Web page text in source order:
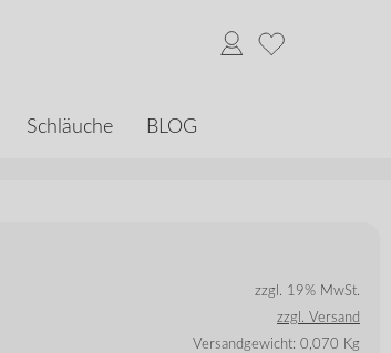
Schläuche BLOG
zzgl. 19% MwSt.
zzgl. Versand
Versandgewicht: 0,070 Kg